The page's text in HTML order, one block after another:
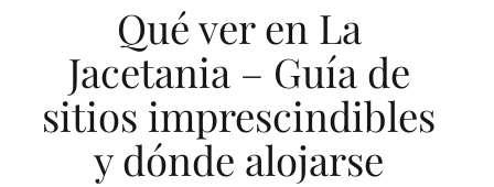
Qué ver en La
Jacetania – Guía de
sitios imprescindibles
y dónde alojarse